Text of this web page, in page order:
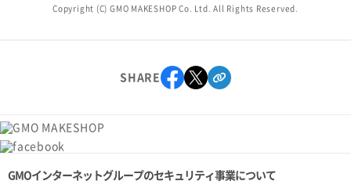
Copyright (C) GMO MAKESHOP Co. Ltd. All Rights Reserved.
SHARE
GMOインターネットグループのセキュリティ事業について